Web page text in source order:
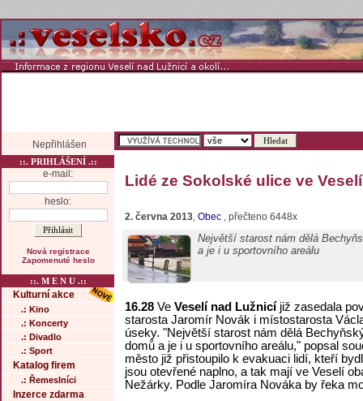
Nepřihlášen
::. PRIHLÁŠENÍ .::
e-mail:
heslo:
Nová registrace
Zapomenuté heslo
::. M E N U .::
Kulturní akce
.: Kino
.: Koncerty
.: Divadlo
.: Sport
Katalog firem
.: Řemeslníci
Inzerce zdarma
Lidé ze Sokolské ulice ve
2. června 2013, Obec , přečteno 6448x
Největší starost nám dělá
a je i u sportovního areálu
16.28 Ve Veselí nad Lužnicí již zasedala
starosta Jaromír Novák i místostarosta
úseky. "Největší starost nám dělá
domů a je i u sportovního areálu," popsal
město již přistoupilo k evakuaci lidí, kteří
jsou otevřené naplno, a tak mají ve Veselí
Nežárky. Podle Jaromíra Nováka by řeka